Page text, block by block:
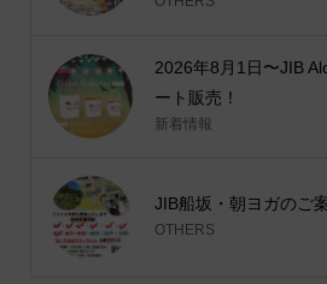
2026年8月1日〜JIB
ート販売！
新着情報
JIB船坂・朝ヨガのご
OTHERS